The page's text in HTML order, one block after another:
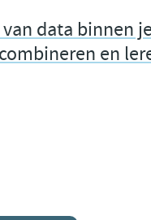
data binnen
en